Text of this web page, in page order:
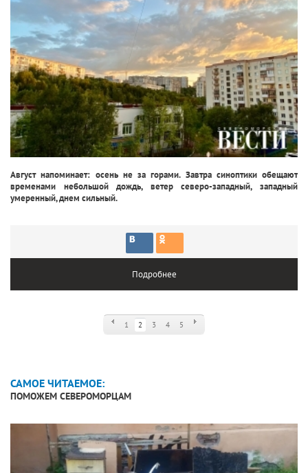
Август напоминает: осень не за горами. Завтра синоптики обещают
временами небольшой дождь, ветер северо-западный, западный
умеренный, днем сильный.
Подробнее
1 2 3 4 5
САМОЕ ЧИТАЕМОЕ:
ПОМОЖЕМ СЕВЕРОМОРЦАМ